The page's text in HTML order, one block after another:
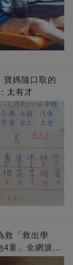
寶媽隨口取的
太有才
救「救出學
4童」全網淚